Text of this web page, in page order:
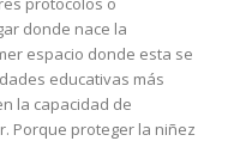
donde nace la
espacio donde esta se
educativas más
la capacidad de
Porque proteger la niñez